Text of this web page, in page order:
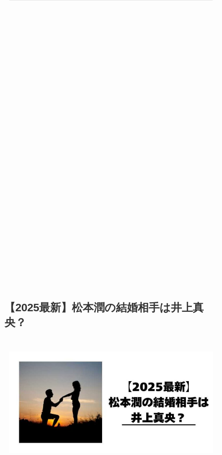
【2025最新】&TEAMダンス上手い順と歌上手
い順！ケイとニコラスが上位独占？
オ経営者で姉はダンサーのSHIon！
【2025最新】松本潤の結婚相手は井上真
央？